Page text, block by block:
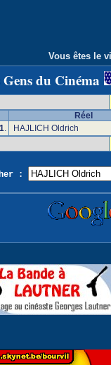
Vous êtes le
Gens du Cinéma
Réel
1.
HAJLICH Oldrich
: